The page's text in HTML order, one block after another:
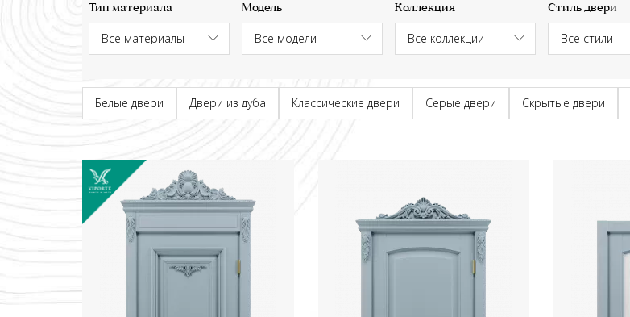
Тип материала Модель Коллекция Стиль двери
Белые двери Двери из дуба Классические двери Серые двери Скрытые двери